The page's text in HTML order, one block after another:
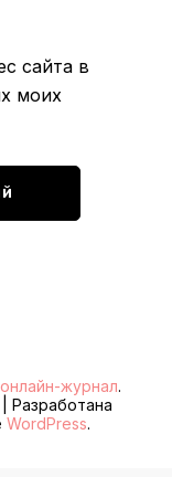
сайта в
моих
журнал.
Разработана
WordPress.